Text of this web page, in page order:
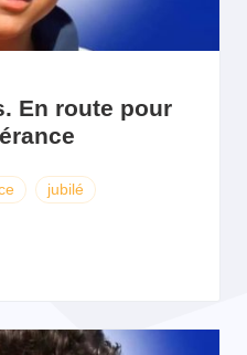
En route pour
jubilé